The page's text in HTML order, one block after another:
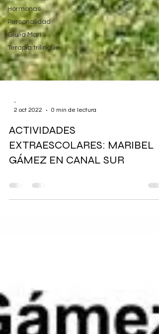
Hormonas
Personalidad
Giulia Mari
Terapia trilingüe
ACTIVIDADES
EXTRAESCOLARES: MARIBEL